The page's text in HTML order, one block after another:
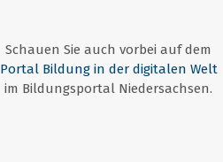
Schauen Sie auch vorbei auf dem
Portal Bildung in der digitalen Welt
im Bildungsportal Niedersachsen.